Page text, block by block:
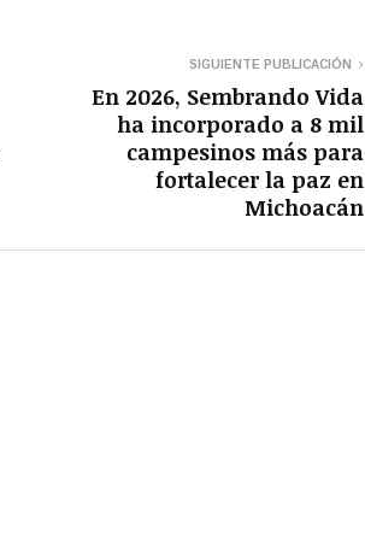
SIGUIENTE PUBLICACIÓN
En 2026, Sembrando Vida
ha incorporado a 8 mil
campesinos más para
fortalecer la paz en
Michoacán